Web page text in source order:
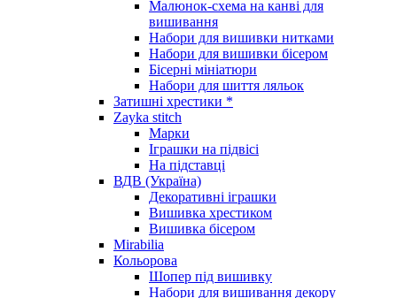
Малюнок-схема на канві для
вишивання
Набори для вишивки нитками
Набори для вишивки бісером
Бісерні мініатюри
Набори для шиття ляльок
Затишні хрестики *
Zayka stitch
Марки
Іграшки на підвісі
На підставці
ВДВ (Україна)
Декоративні іграшки
Вишивка хрестиком
Вишивка бісером
Mirabilia
Кольорова
Шопер під вишивку
Набори для вишивання декору